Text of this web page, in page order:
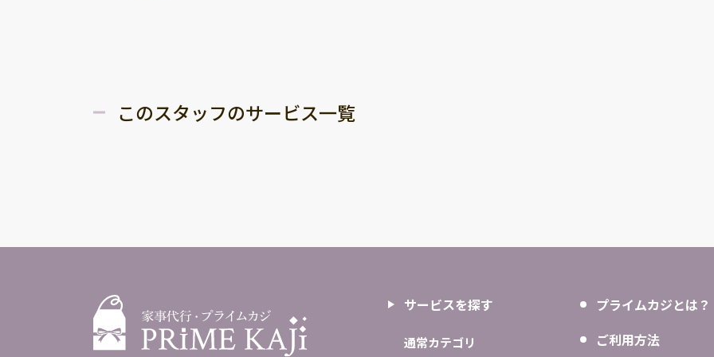
このスタッフのサービス一覧
サービスを探す
通常カテゴリ
プライムカジとは？
ご利用方法